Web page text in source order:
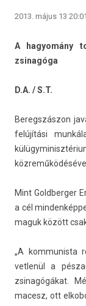
2013. május 13 20:01
A hagyomány
zsinagóga
D.A. / S.T.
Be­regszás­zon
felújítási
közreműködésével.
Mint Goldberg­er
a cél
maguk között
„A kom­munis­ta
vetlenül a
zsinagógákat.
macesz, ott